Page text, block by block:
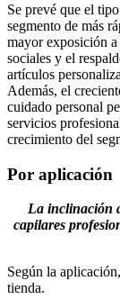
Se prevé que el
segmento de más
mayor exposición a
sociales y el
artículos
Además, el
cuidado personal
servicios
crecimiento del
Por aplicación
La inclinación
capilares
Según la
tienda.